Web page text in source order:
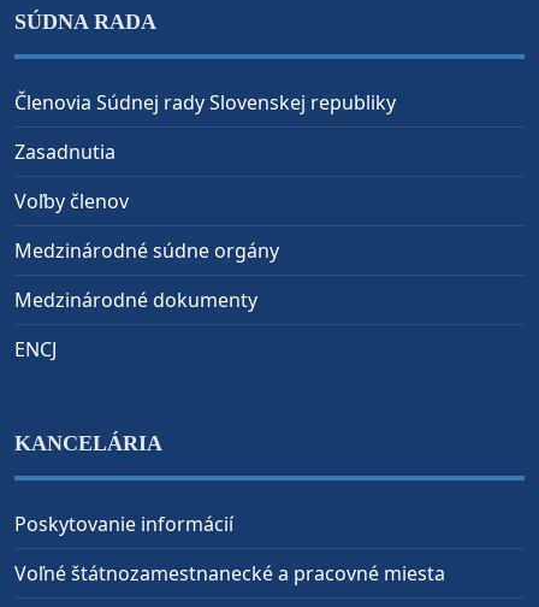
SÚDNA RADA
Členovia Súdnej rady Slovenskej republiky
Zasadnutia
Voľby členov
Medzinárodné súdne orgány
Medzinárodné dokumenty
ENCJ
KANCELÁRIA
Poskytovanie informácií
Voľné štátnozamestnanecké a pracovné miesta